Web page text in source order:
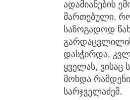
ადამიანების
მართებული,
საზოგადოდ
დასჭირდა,
ყველას, ვისაც
მოხდა
სარჯველაძემ.